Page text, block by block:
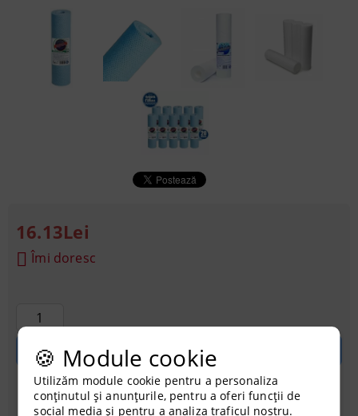
16.13Lei
Îmi doresc
Achiziționati cu credit
🍪 Module cookie
Utilizăm module cookie pentru a personaliza
conținutul și anunțurile, pentru a oferi funcții de
social media și pentru a analiza traficul nostru.